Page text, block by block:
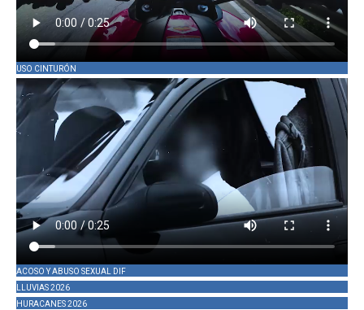
USO CINTURÓN
ACOSO Y ABUSO SEXUAL DIF
LLUVIAS 2026
HURACANES 2026